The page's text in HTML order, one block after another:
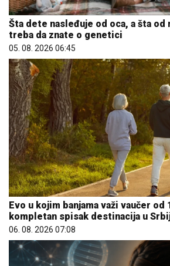
Šta dete nasleđuje od oca, a šta od
treba da znate o genetici
05. 08. 2026 06:45
Evo u kojim banjama važi vaučer od
kompletan spisak destinacija u
06. 08. 2026 07:08